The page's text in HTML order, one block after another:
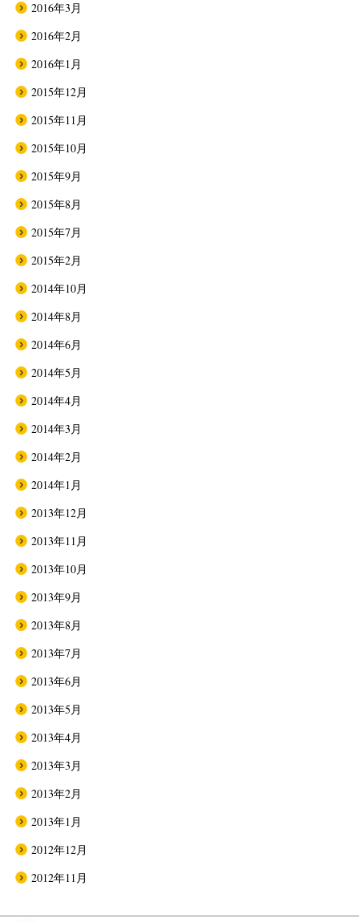
2016年3月
2016年2月
2016年1月
2015年12月
2015年11月
2015年10月
2015年9月
2015年8月
2015年7月
2015年2月
2014年10月
2014年8月
2014年6月
2014年5月
2014年4月
2014年3月
2014年2月
2014年1月
2013年12月
2013年11月
2013年10月
2013年9月
2013年8月
2013年7月
2013年6月
2013年5月
2013年4月
2013年3月
2013年2月
2013年1月
2012年12月
2012年11月